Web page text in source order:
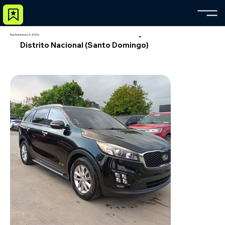
Kia Sorento LX 2016
Distrito Nacional (Santo Domingo)
-